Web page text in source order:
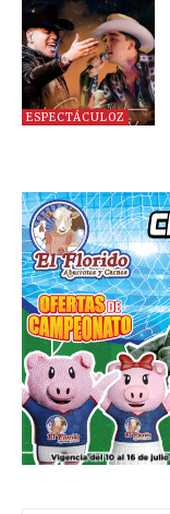
ESPECTÁCULOZ